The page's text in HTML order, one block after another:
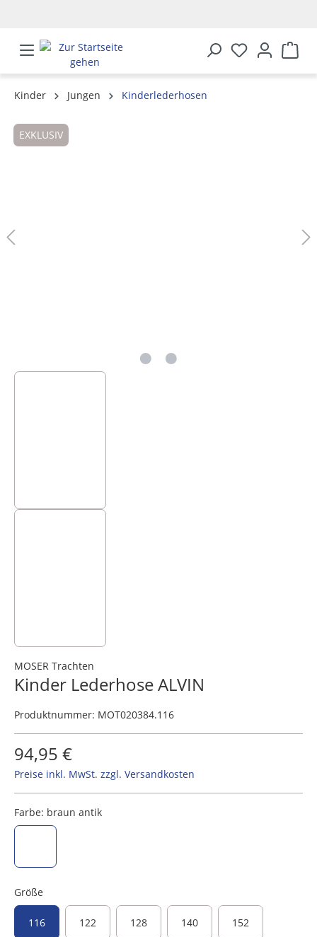
Kinder Jungen
Kinderlederhosen
EXKLUSIV
MOSER Trachten
Kinder Lederhose ALVIN
Produktnummer: MOT020384.116
94,95 €
Preise inkl. MwSt. zzgl. Versandkosten
Farbe: braun antik
Größe
116 122 128 140 152